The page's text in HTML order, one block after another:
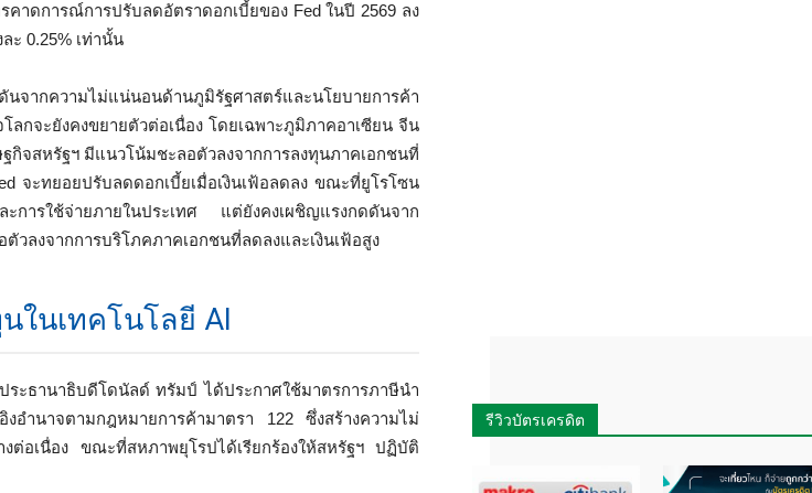
าดการณ์การปรับลดอัตราดอกเบี้ยของ Fed ในปี 2569 ลง
ะ 0.25% เท่านั้น
ากความไม่แน่นอนด้านภูมิรัฐศาสตร์และนโยบายการค้า
ลกจะยังคงขยายตัวต่อเนื่อง โดยเฉพาะภูมิภาคอาเซียน จีน
จสหรัฐฯ มีแนวโน้มชะลอตัวลงจากการลงทุนภาคเอกชนที่
จะทยอยปรับลดดอกเบี้ยเมื่อเงินเฟ้อลดลง ขณะที่ยูโรโซน
ะการใช้จ่ายภายในประเทศ แต่ยังคงเผชิญแรงกดดันจาก
วลงจากการบริโภคภาคเอกชนที่ลดลงและเงินเฟ้อสูง
ในเทคโนโลยี AI
ระธานาธิบดีโดนัลด์ ทรัมป์ ได้ประกาศใช้มาตรการภาษีนำ
อำนาจตามกฎหมายการค้ามาตรา 122 ซึ่งสร้างความไม่
ต่อเนื่อง ขณะที่สหภาพยุโรปได้เรียกร้องให้สหรัฐฯ ปฏิบัติ
รีวิวบัตรเครดิต